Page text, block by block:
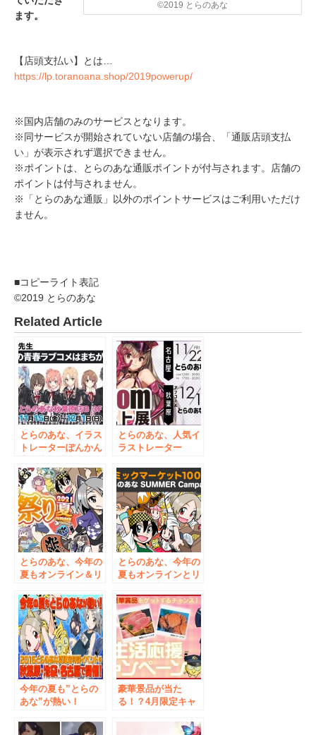
©2019 とらのあな
ます。
【店頭支払い】とは…
https://lp.toranoana.shop/2019powerup/
※国内店舗のみのサービスとなります。
※同サービスが開始されていない店舗の場合、「通販店頭支払
い」が表示されず選択できません。
※ポイントは、とらのあな通販ポイントが付与されます。店舗の
ポイントは付与されません。
※「とらのあな通販」以外のポイントサービスはご利用いただけ
ません。
■コピーライト表記
©2019 とらのあな
Related Article
とらのあな、イラス
トレーターぽんかん
の青春ラブコメはま
ちがっている。』展
＠とらのあなを、
2019年11月15日よ
り開催！
とらのあな、人気イ
ラストレーター
『saitomイラスト
展』の、11月22日よ
り名古屋で初開催＆
12月13日より秋葉原
でアンコール開催が
決定！
とらのあな、今年の
夏もオンライン＆リ
ラインとら祭り
2021 SUMMER』を
開催！8月1日より全
店と通販でスター
ト！
とらのあな、今年の
夏もオンラインとリ
『とらのあな
SUMMER
Campaign 2022』
を開催！
今年の夏も”とらの
あな”が熱い！
限定特設イベント」
豪華景品が当た
る！？4月限定キャ
あな」でスタート！